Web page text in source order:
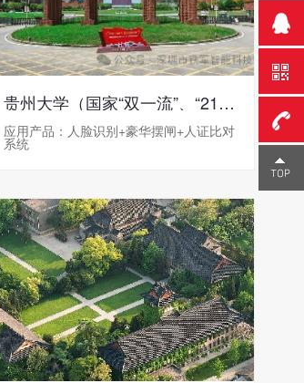
贵州大学（国家“双一流”、“211工程”）
应用产品：人脸识别+豪华摆闸+人证比对
系统
0755-